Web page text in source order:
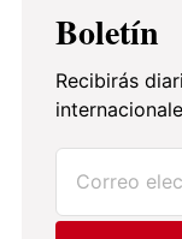
Boletín
Recibirás